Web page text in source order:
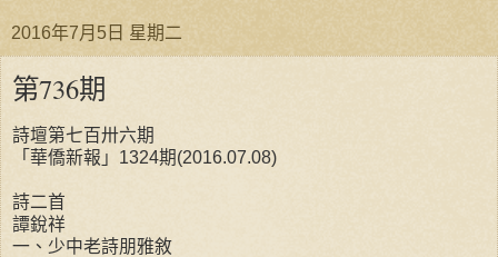
2016年7月5日 星期二
第736期
詩壇第七百卅六期
「華僑新報」1324期(2016.07.08)
詩二首
譚銳祥
一、少中老詩朋雅敘